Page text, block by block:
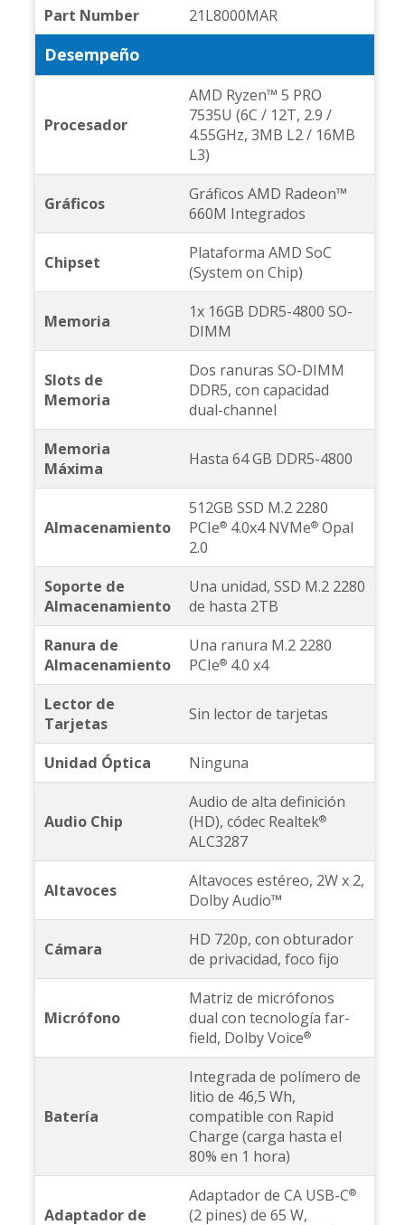
Part Number 21L8000MAR
Desempeño
Procesador
AMD Ryzen™ 5 PRO
7535U (6C / 12T, 2.9 /
4.55GHz, 3MB L2 / 16MB
L3)
Gráficos
Gráficos AMD Radeon™
660M Integrados
Chipset
Plataforma AMD SoC
(System on Chip)
Memoria
1x 16GB DDR5-4800 SO-
DIMM
Slots de
Memoria
Dos ranuras SO-DIMM
DDR5, con capacidad
dual-channel
Memoria
Máxima
Hasta 64 GB DDR5-4800
Almacenamiento
512GB SSD M.2 2280
PCIe®4.0x4 NVMe®Opal
2.0
Soporte de
Almacenamiento
Una unidad, SSD M.2 2280
de hasta 2TB
Ranura de
Almacenamiento
Una ranura M.2 2280
PCIe®4.0 x4
Lector de
Tarjetas
Sin lector de tarjetas
Unidad Óptica Ninguna
Audio Chip
Audio de alta definición
(HD), códec Realtek®
ALC3287
Altavoces
Altavoces estéreo, 2W x 2,
Dolby Audio™
Cámara
HD 720p, con obturador
de privacidad, foco fijo
Micrófono
Matriz de micrófonos
dual con tecnología far-
field, Dolby Voice®
Batería
Integrada de polímero de
litio de 46,5 Wh,
compatible con Rapid
Charge (carga hasta el
80% en 1 hora)
Adaptador de
Adaptador de CA USB-C®
(2 pines) de 65 W,